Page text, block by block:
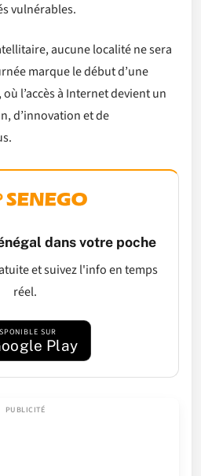
vulnérables.
aucune localité ne sera
marque le début d’une
l’accès à Internet devient un
d’innovation et de
dans votre poche
et suivez l'info en temps
réel.
SUR
Play